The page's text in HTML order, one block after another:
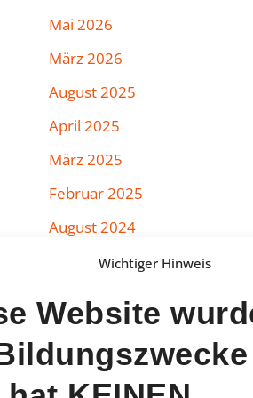
Wichtiger Hinweis
Website
Mai 2026
März 2026
August 2025
April 2025
März 2025
Februar 2025
August 2024
Juli 2024
März 2024
Februar 2024